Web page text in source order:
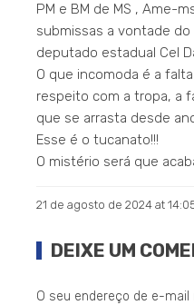
PM e BM de MS , Ame-
submissas a vontade
deputado estadual Cel
O que incomoda é a
respeito com a tropa, a
que se arrasta desde
Esse é o tucanato!!!
O mistério será que
21 de agosto de 2024 at
DEIXE UM
O seu endereço de e-mail